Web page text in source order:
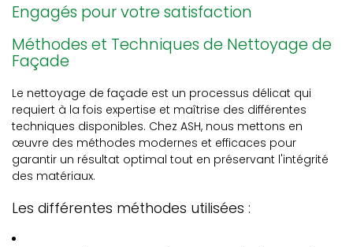
Engagés pour votre satisfaction
Méthodes et Techniques de Nettoyage de
Façade
Le nettoyage de façade est un processus délicat qui
requiert à la fois expertise et maîtrise des différentes
techniques disponibles. Chez ASH, nous mettons en
œuvre des méthodes modernes et efficaces pour
garantir un résultat optimal tout en préservant l'intégrité
des matériaux.
Les différentes méthodes utilisées :